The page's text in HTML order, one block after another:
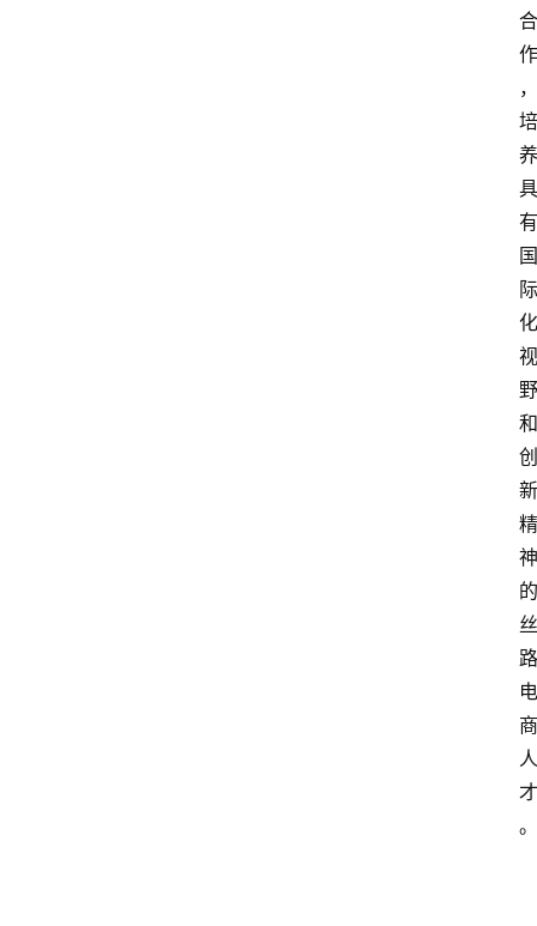
合
作
，
培
养
具
有
国
际
化
视
野
和
创
新
精
神
的
丝
路
电
商
人
才
。